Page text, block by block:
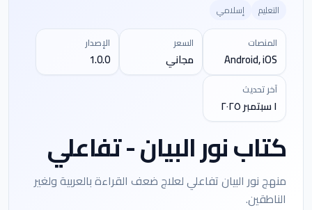
التعليم إسلامي
المنصات
Android, iOS
السعر
مجاني
الإصدار
1.0.0
آخر تحديث
١ سبتمبر ٢٠٢٥
كتاب نور البيان - تفاعلي
منهج نور البيان تفاعلي لعلاج ضعف القراءة بالعربية ولغير
الناطقين.